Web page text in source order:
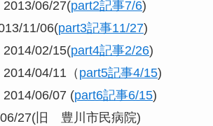
06/27(part2記事7/6)
11/06(part3記事11/27)
02/15(part4記事2/26)
04/11（ part5記事4/15)
06/07 (part6記事6/15)
27(旧 豊川市民病院)